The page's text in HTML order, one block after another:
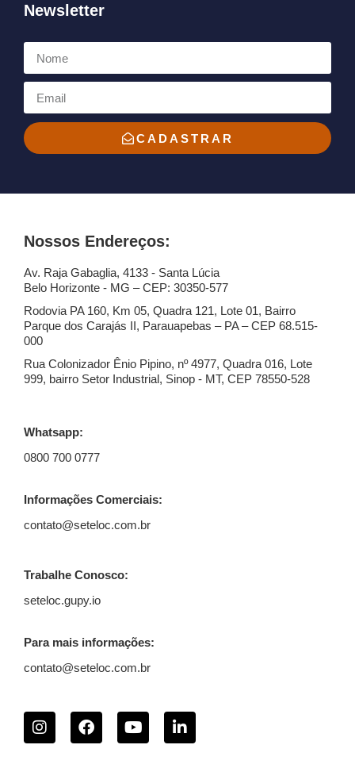
Nossos Endereços:
Av. Raja Gabaglia, 4133 - Santa Lúcia
Belo Horizonte - MG – CEP: 30350-577
Rodovia PA 160, Km 05, Quadra 121, Lote 01, Bairro
Parque dos Carajás II, Parauapebas – PA – CEP 68.515-
000
Rua Colonizador Ênio Pipino, nº 4977, Quadra 016, Lote
999, bairro Setor Industrial, Sinop - MT, CEP 78550-528
Whatsapp:
0800 700 0777
Informações Comerciais:
contato@seteloc.com.br
Trabalhe Conosco:
seteloc.gupy.io
Para mais informações:
contato@seteloc.com.br
Newsletter
CADASTRAR